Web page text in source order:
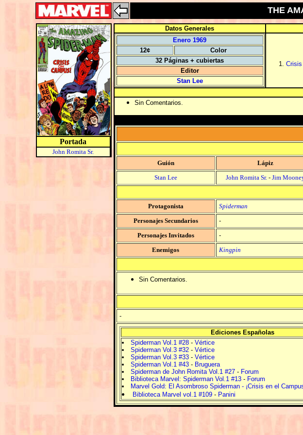
THE
Portada
John Romita Sr.
Datos Generales
Enero 1969
12¢
Color
32 Páginas + cubiertas
Editor
Stan Lee
Sin Comentarios.
Guión
Lápiz
Stan Lee
John Romita Sr.- Jim
Protagonista
Spiderman
Personajes Secundarios
-
Personajes Invitados
-
Enemigos
Kingpin
Sin Comentarios.
-
Ediciones Españolas
Spiderman Vol.1 #28- Vértice
Spiderman Vol.3 #32- Vértice
Spiderman Vol.3 #33- Vértice
Spiderman Vol.1 #43- Bruguera
Spiderman de John Romita Vol.1 #27- Forum
Biblioteca Marvel: Spiderman Vol.1 #13- Forum
Marvel Gold: El Asombroso Spiderman - ¡Crisis en el
Biblioteca Marvel vol.1 #109- Panini